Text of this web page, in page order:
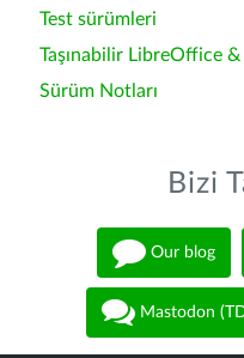
Test sürümleri
Taşınabilir LibreOffice
Sürüm Notları
Bizi
Our blog
Mastodon